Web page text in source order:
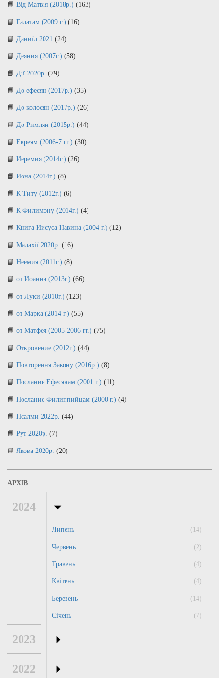
Від Матвія (2018р.) (163)
Галатам (2009 г.) (16)
Даниїл 2021 (24)
Деяния (2007г.) (58)
Дії 2020р. (79)
До ефесян (2017р.) (35)
До колосян (2017р.) (26)
До Римлян (2015р.) (44)
Евреям (2006-7 гг.) (30)
Иеремия (2014г.) (26)
Иона (2014г.) (8)
К Титу (2012г.) (6)
К Филимону (2014г.) (4)
Книга Иисуса Навина (2004 г.) (12)
Малахії 2020р. (16)
Неемия (2011г.) (8)
от Иоанна (2013г.) (66)
от Луки (2010г.) (123)
от Марка (2014 г.) (55)
от Матфея (2005-2006 гг.) (75)
Откровение (2012г.) (44)
Повторення Закону (2016р.) (8)
Послание Ефесянам (2001 г.) (11)
Послание Филиппийцам (2000 г.) (4)
Псалми 2022р. (44)
Рут 2020р. (7)
Якова 2020р. (20)
АРХІВ
2024
Липень (14)
Червень (2)
Травень (4)
Квітень (4)
Березень (14)
Січень (7)
2023
2022